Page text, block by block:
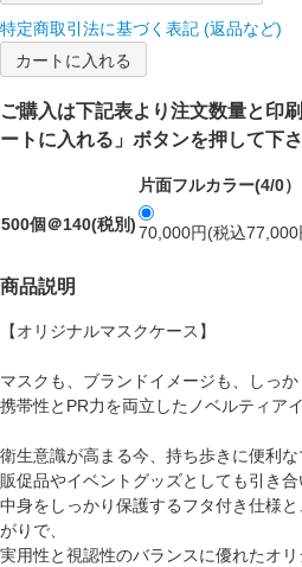
特定商取引法に基づく表記 (返品など)
ご購入は下記表より注文数量と印
ートに入れる」ボタンを押して下
片面フルカラー(4/0
500個＠140(税別)70,000円(税込77,000
商品説明
【オリジナルマスクケース】
マスクも、ブランドイメージも、しっか
携帯性とPR力を両立したノベルティア
衛生意識が高まる今、持ち歩きに便利な
販促品やイベントグッズとしても引き合
中身をしっかり保護するフタ付き仕様
がりで、
実用性と視認性のバランスに優れたオ